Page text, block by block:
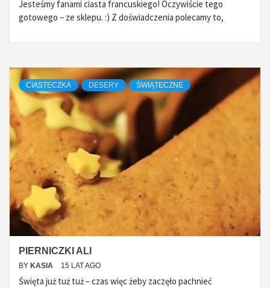
Jesteśmy fanami ciasta francuskiego! Oczywiście tego
gotowego – ze sklepu. :) Z doświadczenia polecamy to,
CIASTECZKA DESERY ŚWIĄTECZNE
PIERNICZKI ALI
BY KASIA 15 LAT AGO
Święta już tuż tuż – czas więc żeby zaczęło pachnieć